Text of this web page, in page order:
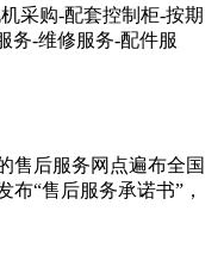
采购-配套控制柜-按期
务-维修服务-配件服
售后服务网点遍布全国
“售后服务承诺书”，